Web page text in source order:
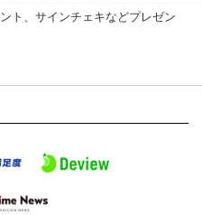
ト、サインチェキなどプレゼン